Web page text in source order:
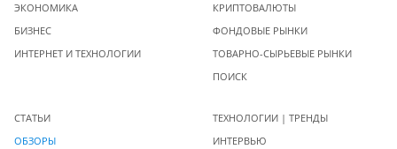
ЭКОНОМИКА
БИЗНЕС
ИНТЕРНЕТ И ТЕХНОЛОГИИ
КРИПТОВАЛЮТЫ
ФОНДОВЫЕ РЫНКИ
ТОВАРНО-СЫРЬЕВЫЕ РЫНКИ
ПОИСК
СТАТЬИ
ОБЗОРЫ
ТЕХНОЛОГИИ | ТРЕНДЫ
ИНТЕРВЬЮ